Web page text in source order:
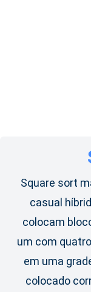
Square sort
casual
colocam
um com
em uma
colocado